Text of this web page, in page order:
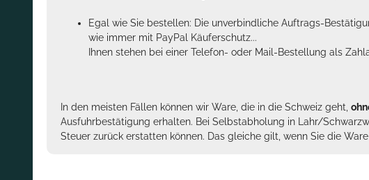
Egal wie Sie bestellen: Die unverbindliche Auftrags-
wie immer mit PayPal Käuferschutz...
Ihnen stehen bei einer Telefon- oder Mail-Bestellung als
In den meisten Fällen können wir Ware, die in die Schweiz geht,
Ausfuhrbestätigung erhalten. Bei Selbstabholung in Lahr/
Steuer zurück erstatten können. Das gleiche gilt, wenn Sie die